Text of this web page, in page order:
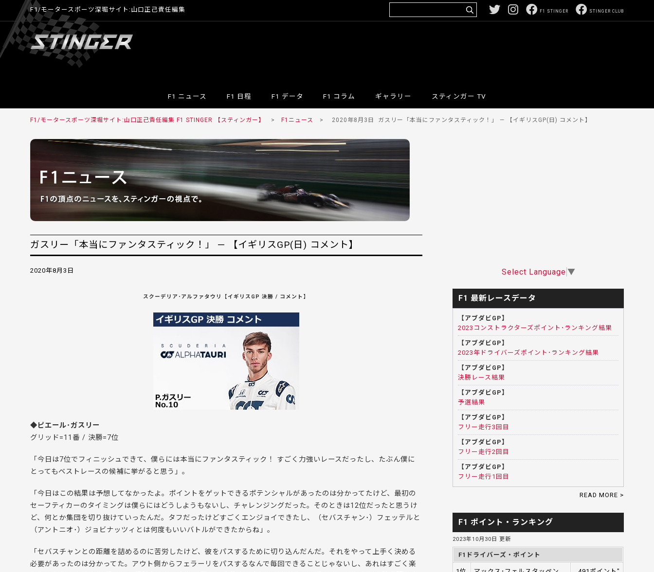
F1/モータースポーツ深堀サイト:山口正己責任編集 STINGER CLUB
F1 STINGER
F1 ニュース F1 日程 F1 データ F1 コラム ギャラリー スティンガー TV
F1/モータースポーツ深堀サイト:山口正己責任編集 F1 STINGER 【スティンガー】 > F1ニュース > 2020年8月3日 ガスリー「本当にファンタスティック！」 — 【イギリスGP(日) コメント】
ガスリー「本当にファンタスティック！」 — 【イギリスGP(日) コメント】
2020年8月3日
スクーデリア･アルファタウリ【イギリスGP 決勝 / コメント】
◆ピエール･ガスリー
グリッド=11番 / 決勝=7位
「今日は7位でフィニッシュできて、僕らには本当にファンタスティック！ すごく力強いレースだったし、たぶん僕に
とってもベストレースの候補に挙がると思う」。
「今日はこの結果は予想してなかったよ。ポイントをゲットできるポテンシャルがあったのは分かってたけど、最初の
セーフティカーのタイミングは僕らにはどうしようもないし、チャレンジングだった。そのときは12位だったと思うけ
ど、何とか集団を切り抜けていったんだ。タフだったけどすごくエンジョイできたし、（セバスチャン･）フェッテルと
（アントニオ･）ジョビナッツィとは何度もいいバトルができたからね」。
「セバスチャンとの距離を詰めるのに苦労したけど、彼をパスするために切り込んだんだ。それをやって上手く決める
必要があったのは分かってた。アウト側からフェラーリをパスするなんで毎回できることじゃないし、あれはすごく楽
Select Language ▼
F1 最新レースデータ
【アブダビGP】
2023コンストラクターズポイント･ランキング結果
【アブダビGP】
2023年ドライバーズポイント･ランキング結果
【アブダビGP】
決勝レース結果
【アブダビGP】
予選結果
【アブダビGP】
フリー走行3回目
【アブダビGP】
フリー走行2回目
【アブダビGP】
フリー走行1回目
READ MORE >
F1 ポイント・ランキング
2023年10月30日 更新
F1ドライバーズ・ポイント